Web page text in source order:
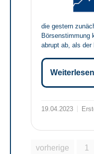
die gestern
Börsenstimmung
abrupt ab, als
Weiterlesen
19.04.2023
vorherige 1